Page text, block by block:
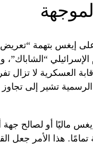
القبض على إيغس
الإسرائيلي
العسكرية لا تزال
الرسمية تشير إلى
ماليًا أو لصالح جهة
هذا الأمر جعل